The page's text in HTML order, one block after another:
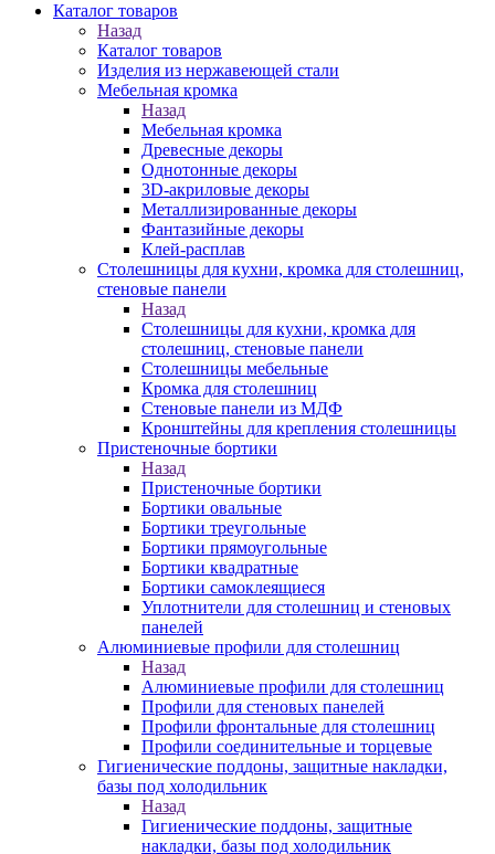
Каталог товаров
Назад
Каталог товаров
Изделия из нержавеющей стали
Мебельная кромка
Назад
Мебельная кромка
Древесные декоры
Однотонные декоры
3D-акриловые декоры
Металлизированные декоры
Фантазийные декоры
Клей-расплав
Столешницы для кухни, кромка для столешниц,
стеновые панели
Назад
Столешницы для кухни, кромка для
столешниц, стеновые панели
Столешницы мебельные
Кромка для столешниц
Стеновые панели из МДФ
Кронштейны для крепления столешницы
Пристеночные бортики
Назад
Пристеночные бортики
Бортики овальные
Бортики треугольные
Бортики прямоугольные
Бортики квадратные
Бортики самоклеящиеся
Уплотнители для столешниц и стеновых
панелей
Алюминиевые профили для столешниц
Назад
Алюминиевые профили для столешниц
Профили для стеновых панелей
Профили фронтальные для столешниц
Профили соединительные и торцевые
Гигиенические поддоны, защитные накладки,
базы под холодильник
Назад
Гигиенические поддоны, защитные
накладки, базы под холодильник